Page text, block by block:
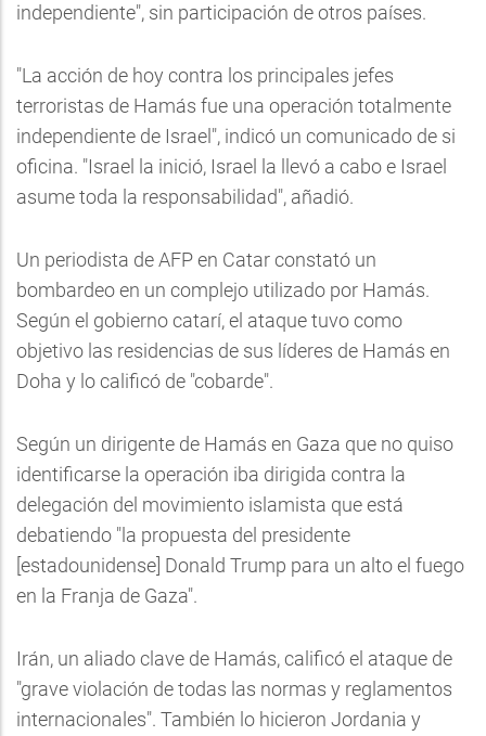
independiente", sin participación de otros países.
"La acción de hoy contra los principales jefes
terroristas de Hamás fue una operación totalmente
independiente de Israel", indicó un comunicado de si
oficina. "Israel la inició, Israel la llevó a cabo e Israel
asume toda la responsabilidad", añadió.
Un periodista de AFP en Catar constató un
bombardeo en un complejo utilizado por Hamás.
Según el gobierno catarí, el ataque tuvo como
objetivo las residencias de sus líderes de Hamás en
Doha y lo calificó de "cobarde".
Según un dirigente de Hamás en Gaza que no quiso
identificarse la operación iba dirigida contra la
delegación del movimiento islamista que está
debatiendo "la propuesta del presidente
[estadounidense] Donald Trump para un alto el fuego
en la Franja de Gaza".
Irán, un aliado clave de Hamás, calificó el ataque de
"grave violación de todas las normas y reglamentos
internacionales". También lo hicieron Jordania y